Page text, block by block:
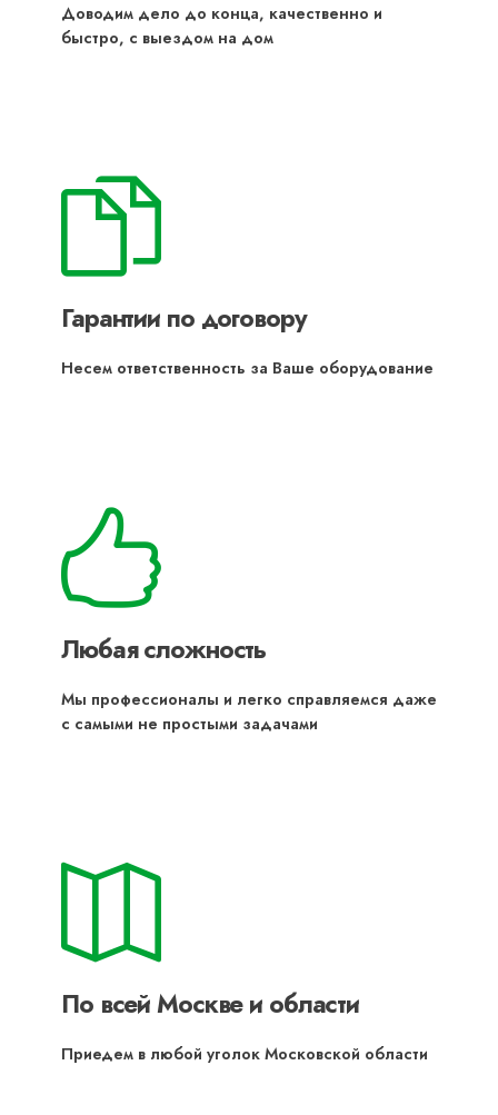
Доводим дело до конца, качественно и
быстро, с выездом на дом
Гарантии по договору
Несем ответственность за Ваше оборудование
Любая сложность
Мы профессионалы и легко справляемся даже
с самыми не простыми задачами
По всей Москве и области
Приедем в любой уголок Московской области